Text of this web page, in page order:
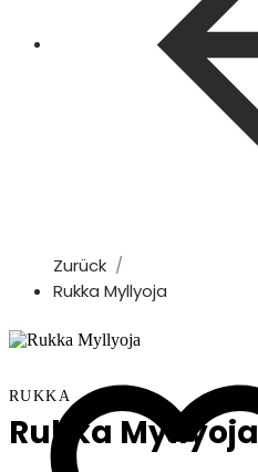
Zurück
Rukka Myllyoja
RUKKA
Rukka Myllyoja